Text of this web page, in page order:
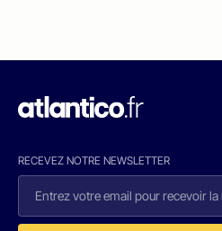
RECEVEZ NOTRE NEWSLETTER